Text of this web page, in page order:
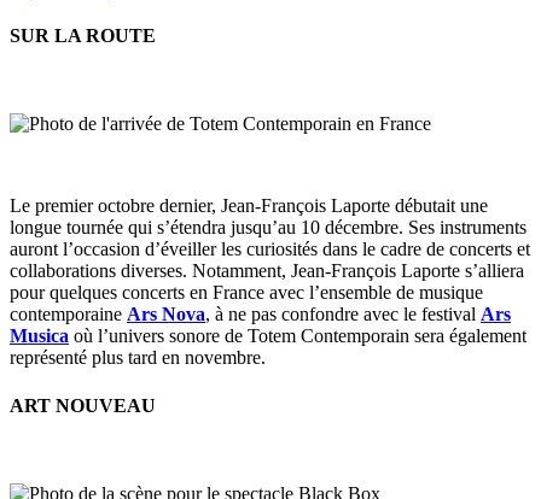
SUR LA ROUTE
Le premier octobre dernier, Jean-François Laporte débutait une
longue tournée qui s’étendra jusqu’au 10 décembre. Ses instruments
auront l’occasion d’éveiller les curiosités dans le cadre de concerts et
collaborations diverses. Notamment, Jean-François Laporte s’alliera
pour quelques concerts en France avec l’ensemble de musique
contemporaine Ars Nova, à ne pas confondre avec le festival Ars
Musica où l’univers sonore de Totem Contemporain sera également
représenté plus tard en novembre.
ART NOUVEAU